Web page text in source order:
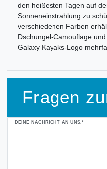
den heißesten Tagen auf
Sonneneinstrahlung zu
verschiedenen Farben
Dschungel-Camouflage
Galaxy Kayaks-Logo
Fragen
DEINE NACHRICHT AN UNS.*